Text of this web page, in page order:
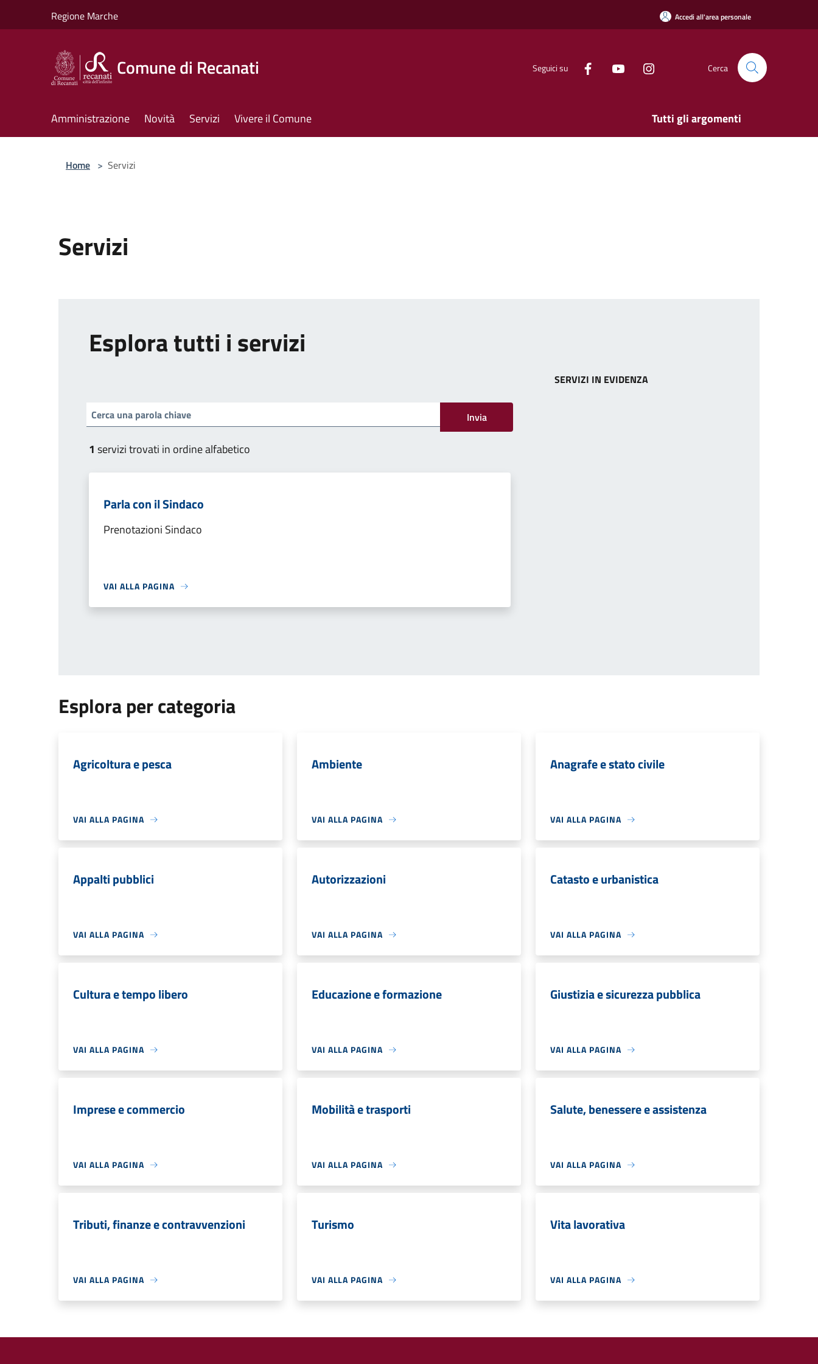
Regione Marche Accedi all'area personale
Comune di Recanati Seguici su Cerca
Amministrazione Novità Servizi Vivere il Comune Tutti gli argomenti
Home > Servizi
Servizi
Esplora tutti i servizi
Invia
1 servizi trovati in ordine alfabetico
Parla con il Sindaco
Prenotazioni Sindaco
VAI ALLA PAGINA
SERVIZI IN EVIDENZA
Esplora per categoria
Agricoltura e pesca
VAI ALLA PAGINA
Ambiente
VAI ALLA PAGINA
Anagrafe e stato civile
VAI ALLA PAGINA
Appalti pubblici
VAI ALLA PAGINA
Autorizzazioni
VAI ALLA PAGINA
Catasto e urbanistica
VAI ALLA PAGINA
Cultura e tempo libero
VAI ALLA PAGINA
Educazione e formazione
VAI ALLA PAGINA
Giustizia e sicurezza pubblica
VAI ALLA PAGINA
Imprese e commercio
VAI ALLA PAGINA
Mobilità e trasporti
VAI ALLA PAGINA
Salute, benessere e assistenza
VAI ALLA PAGINA
Tributi, finanze e contravvenzioni
VAI ALLA PAGINA
Turismo
VAI ALLA PAGINA
Vita lavorativa
VAI ALLA PAGINA